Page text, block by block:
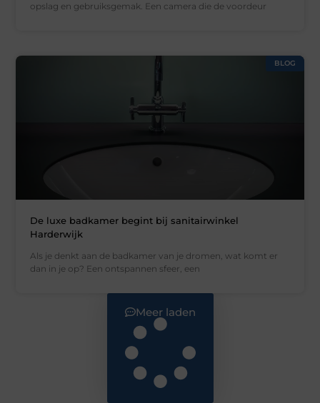
opslag en gebruiksgemak. Een camera die de voordeur
BLOG
De luxe badkamer begint bij sanitairwinkel
Harderwijk
Als je denkt aan de badkamer van je dromen, wat komt er
dan in je op? Een ontspannen sfeer, een
Meer laden